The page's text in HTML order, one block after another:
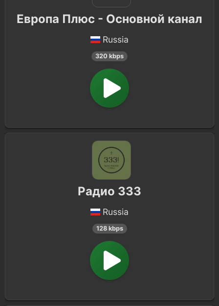
Европа Плюс - Основной канал
Russia
320 kbps
Радио 333
Russia
128 kbps